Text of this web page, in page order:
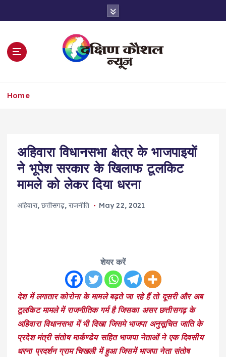
t
Home
अहिवारा विधानसभा क्षेत्र के भाजपाइयों
ने भूपेश सरकार के खिलाफ टूलकिट
मामले को लेकर दिया धरना
अहिवारा, छत्तीसगढ़, राजनीति May 22, 2021
शेयर करें
देश में लगातार कोरोना के मामले बढ़ते जा रहे हैं तो दूसरी और अब
टूलकिट मामले में राजनीतिक गर्म है जिसका असर छत्तीसगढ़ के
अहिवारा विधानसभा में भी दिखा जिसमे भाजपा अनुसूचित जाति के
प्रदेश मंत्री संतोष मार्कण्डेय सहित भाजपा नेताओं ने एक दिवसीय
धरना प्रदर्शन ग्राम चिखली में हुआ जिसमें भाजपा नेता संतोष